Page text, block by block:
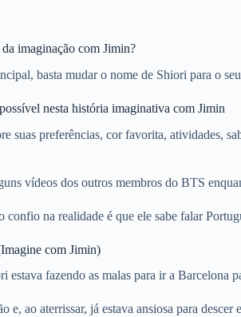
imaginação com Jimin?
basta mudar o nome de Shiori para o
nesta história imaginativa com Jimin
suas preferências, cor favorita, atividades,
vídeos dos outros membros do BTS
confio na realidade é que ele sabe falar
com Jimin)
estava fazendo as malas para ir a
e, ao aterrissar, já estava ansiosa para